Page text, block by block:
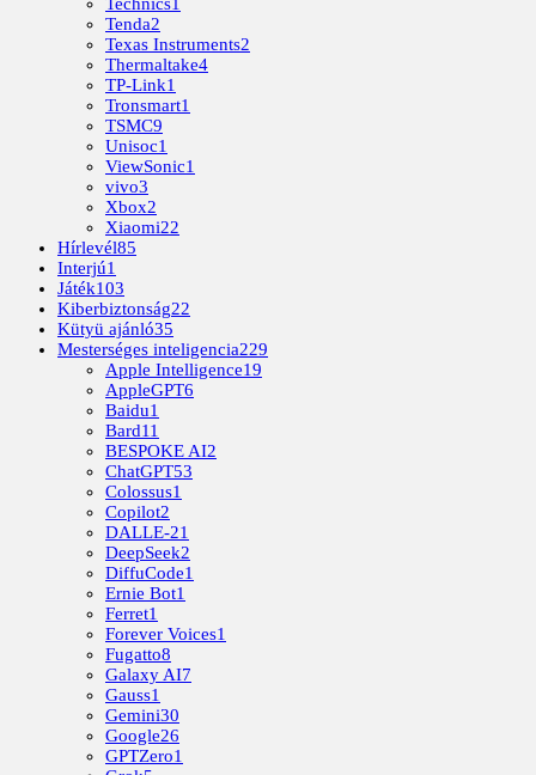
Technics1
Tenda2
Texas Instruments2
Thermaltake4
TP-Link1
Tronsmart1
TSMC9
Unisoc1
ViewSonic1
vivo3
Xbox2
Xiaomi22
Hírlevél85
Interjú1
Játék103
Kiberbiztonság22
Kütyü ajánló35
Mesterséges inteligencia229
Apple Intelligence19
AppleGPT6
Baidu1
Bard11
BESPOKE AI2
ChatGPT53
Colossus1
Copilot2
DALLE-21
DeepSeek2
DiffuCode1
Ernie Bot1
Ferret1
Forever Voices1
Fugatto8
Galaxy AI7
Gauss1
Gemini30
Google26
GPTZero1